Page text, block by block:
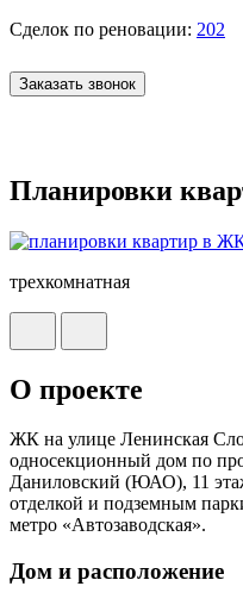
Сделок по реновации: 202
Заказать звонок
Планировки
трехкомнатная
О проекте
ЖК на улице Ленинская
односекционный дом по
Даниловский (ЮАО), 11
отделкой и подземным
метро «Автозаводская».
Дом и расположение